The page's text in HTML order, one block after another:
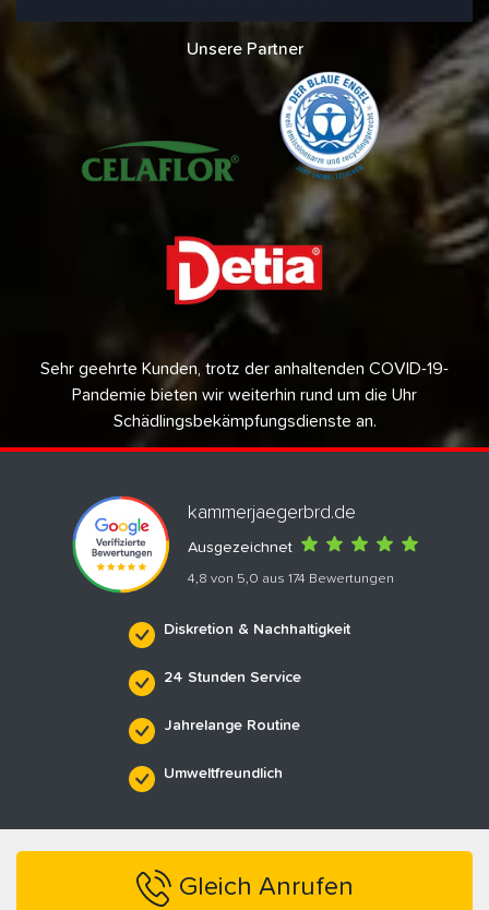
Unsere Partner
Sehr geehrte Kunden, trotz der anhaltenden COVID-19-
Pandemie bieten wir weiterhin rund um die Uhr
Schädlingsbekämpfungsdienste an.
kammerjaegerbrd.de
Ausgezeichnet
4,8 von 5,0 aus 174 Bewertungen
Diskretion & Nachhaltigkeit
24 Stunden Service
Jahrelange Routine
Umweltfreundlich
Gleich Anrufen